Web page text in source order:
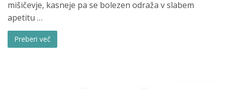
mišičevje, kasneje pa se bolezen odraža v slabem
apetitu …
Preberi več